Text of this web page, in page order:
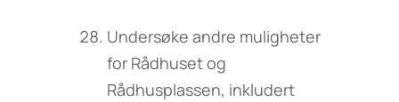
Undersøke andre muligheter
for Rådhuset og
Rådhusplassen, inkludert